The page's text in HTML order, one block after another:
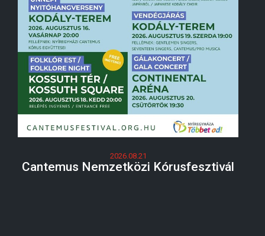
2026.08.21
Cantemus Nemzetközi Kórusfesztivál